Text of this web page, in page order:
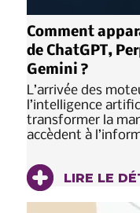
Comment
de ChatGPT,
Gemini ?
L’arrivée des
l’intelligence
transformer la
accèdent à
LIRE LE